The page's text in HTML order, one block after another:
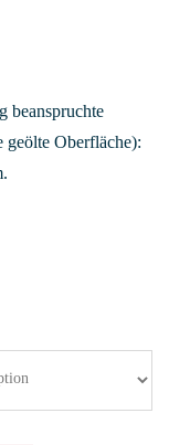
beanspruchte
geölte Oberfläche):